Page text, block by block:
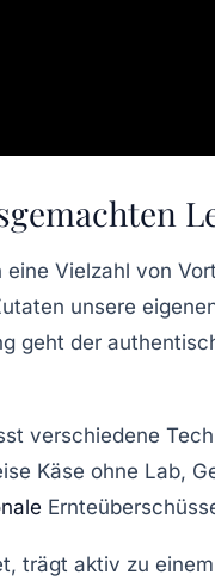
eine Vielzahl von
unsere
geht der
verschiedene
Käse ohne Lab,
trägt aktiv zu